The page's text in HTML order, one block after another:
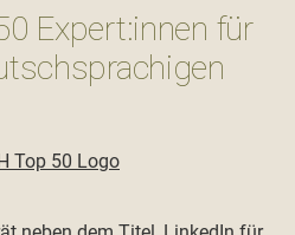
Expert:innen für